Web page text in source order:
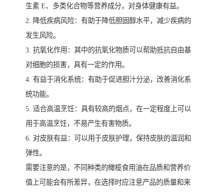
生素 E、多类化合物等营养成分，对身体健康有益。
2. 降低疾病风险：有助于降低胆固醇水平，减少疾病的
发生风险。
3. 抗氧化作用：其中的抗氧化物质可以帮助抵抗自由基
对细胞的损害，具有一定的作用。
4. 有益于消化系统：有助于促进胆汁分泌，改善消化系
统功能。
5. 适合高温烹饪：具有较高的烟点，在一定程度上可以
用于高温烹饪，不易产生有害物质。
6. 对皮肤有益：可以用于皮肤护理，保持皮肤的滋润和
弹性。
需要注意的是，不同种类的橄榄食用油在品质和营养价
值上可能会有所差异，在选择时应注意产品的质量和来